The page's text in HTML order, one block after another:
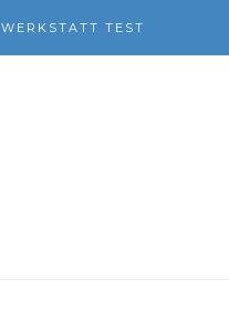
WERKSTATT TEST